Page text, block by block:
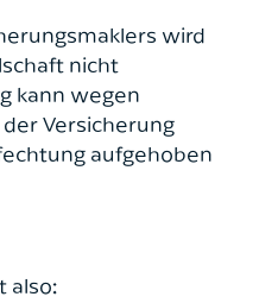
wird
nicht
kann wegen
Versicherung
aufgehoben
also: